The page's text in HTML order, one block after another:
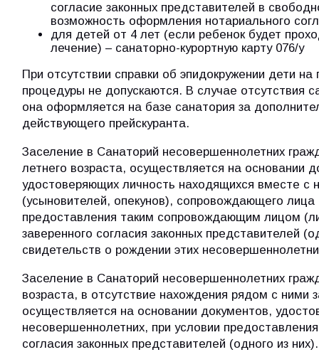
согласие законных представителей в
возможность оформления нотариального
для детей от 4 лет (если ребенок будет
лечение) – санаторно-курортную карту 076/у
При отсутствии справки об эпидокружении дети
процедуры не допускаются. В случае отсутствия
она оформляется на базе санатория за
действующего прейскуранта.
Заселение в Санаторий несовершеннолетних
летнего возраста, осуществляется на основании
удостоверяющих личность находящихся вместе с
(усыновителей, опекунов), сопровождающего лица
предоставления таким сопровождающим лицом
заверенного согласия законных представителей
свидетельств о рождении этих
Заселение в Санаторий несовершеннолетних
возраста, в отсутствие нахождения рядом с ними
осуществляется на основании документов,
несовершеннолетних, при условии
согласия законных представителей (одного из них).